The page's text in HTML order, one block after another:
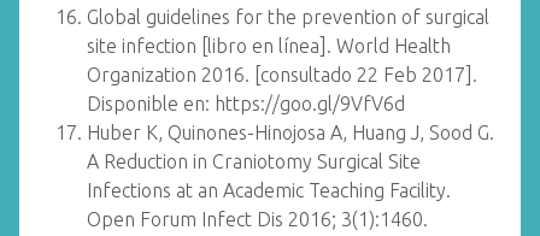
Global guidelines for the prevention of surgical
site infection [libro en línea]. World Health
Organization 2016. [consultado 22 Feb 2017].
Disponible en: https://goo.gl/9VfV6d
Huber K, Quinones-Hinojosa A, Huang J, Sood G.
A Reduction in Craniotomy Surgical Site
Infections at an Academic Teaching Facility.
Open Forum Infect Dis 2016; 3(1):1460.